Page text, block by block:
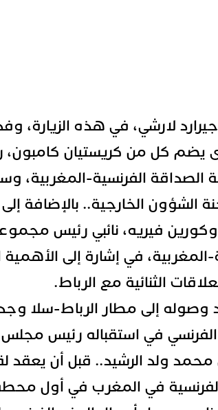
لارشي، في هذه الزيارة،
يضم كل من كريستيان كامبون،
الفرنسية-المغربية،
الشؤون الخارجية.. بالإضافة
وكورين فيريه، نائبي رئيس
المغربية، في إشارة إلى الأهمية
الثنائية مع الرباط.
وصوله إلى مطار الرباط-سلا
في استقباله رئيس
محمد ولد الرشيد.. قبل أن يعقد
الفرنسية في المغرب في أول